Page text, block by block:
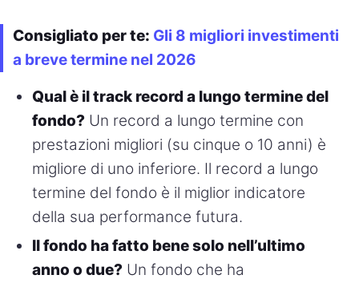
Consigliato per te: Gli 8 migliori investimenti
a breve termine nel 2026
Qual è il track record a lungo termine del
fondo? Un record a lungo termine con
prestazioni migliori (su cinque o 10 anni) è
migliore di uno inferiore. Il record a lungo
termine del fondo è il miglior indicatore
della sua performance futura.
Il fondo ha fatto bene solo nell’ultimo
anno o due? Un fondo che ha